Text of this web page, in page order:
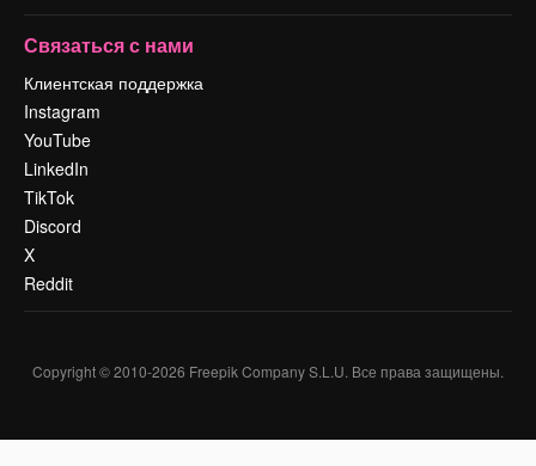
Связаться с нами
Клиентская поддержка
Instagram
YouTube
LinkedIn
TikTok
Discord
X
Reddit
Copyright © 2010-2026 Freepik Company S.L.U. Все права защищены.